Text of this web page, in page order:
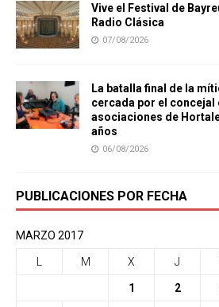
Vive el Festival de
Radio Clásica
07/08/2026
La batalla final de la
cercada por el concejal
asociaciones de
años
06/08/2026
PUBLICACIONES POR FECHA
MARZO 2017
M X J
1 2